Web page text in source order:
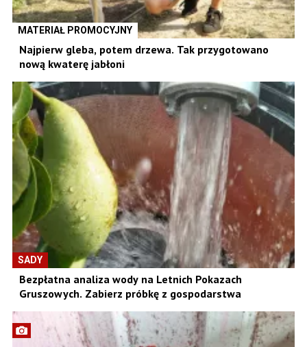
MATERIAŁ PROMOCYJNY
Najpierw gleba, potem drzewa. Tak przygotowano
nową kwaterę jabłoni
SADY
Bezpłatna analiza wody na Letnich Pokazach
Gruszowych. Zabierz próbkę z gospodarstwa